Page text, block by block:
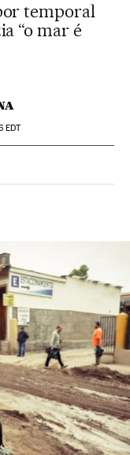
temporal
“o mar é
EDT